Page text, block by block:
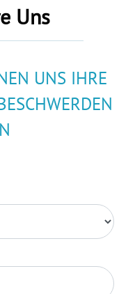
Uns
UNS IHRE